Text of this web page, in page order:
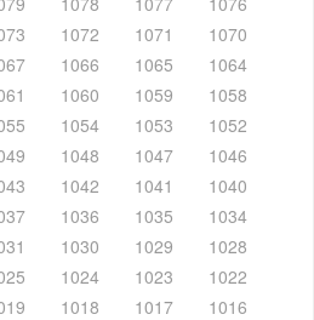
1072 1071
1070
1066 1065
1064
1060 1059
1058
1054 1053
1052
1048 1047
1046
1042 1041
1040
1036 1035
1034
1030 1029
1028
1024 1023
1022
1018 1017
1016